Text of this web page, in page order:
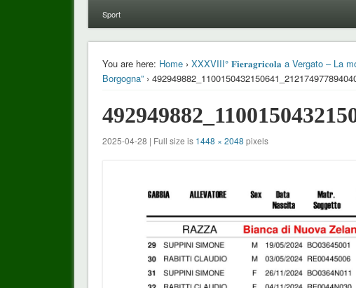
Sport
You are here: Home› XXXVIII° 𝐅𝐢𝐞𝐫𝐚𝐠𝐫𝐢𝐜𝐨𝐥𝐚 a Vergato – La
Borgogna”›
2025-04-28 | Full size is 1448 × 2048 pixels